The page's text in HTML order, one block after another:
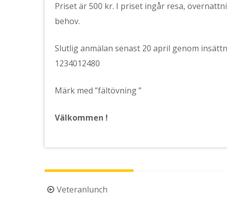
Priset är 500 kr. I priset ingår resa,
behov.
Slutlig anmälan senast 20 april genom
1234012480
Märk med ”fältövning ”
Välkommen !
Inläggsnavigering
Veteranlunch